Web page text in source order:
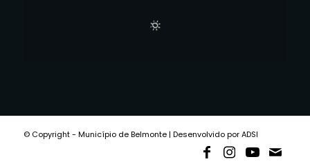
© Copyright - Município de Belmonte | Desenvolvido por ADSI